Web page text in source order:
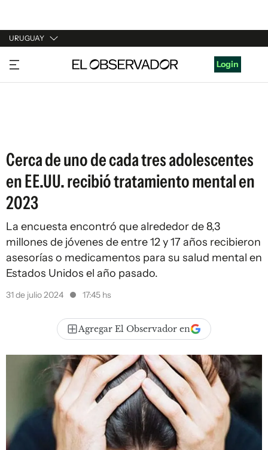
URUGUAY
URUGUAY
ARGENTINA
Login
Cerca de uno de cada tres adolescentes
en EE.UU. recibió tratamiento mental en
2023
La encuesta encontró que alrededor de 8,3
millones de jóvenes de entre 12 y 17 años recibieron
asesorías o medicamentos para su salud mental en
Estados Unidos el año pasado.
31 de julio 2024 17:45 hs
Agregar El Observador en